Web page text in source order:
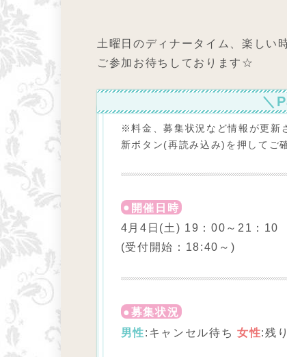
土曜日のディナータイム、楽しい
ご参加お待ちしております☆
＼
※料金、募集状況など情報が更新
新ボタン(再読み込み)を押してご
開催日時
4月4日(土) 19：00～21：10
(受付開始：18:40～)
募集状況
男性:キャンセル待ち 女性:残